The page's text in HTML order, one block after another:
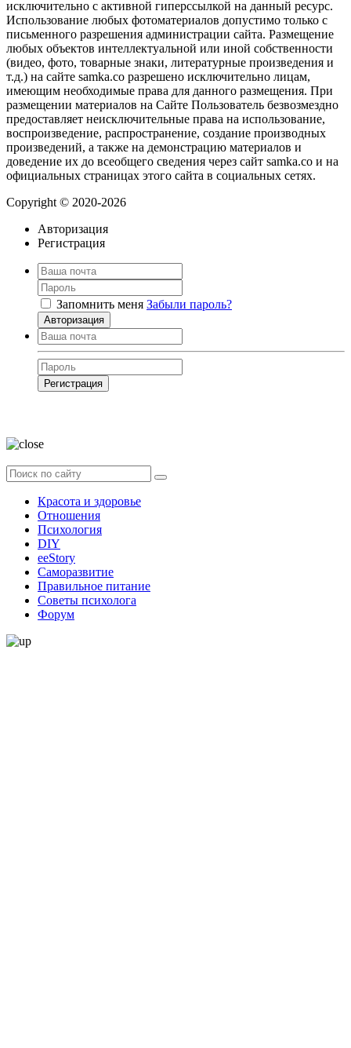
исключительно с активной гиперссылкой на данный ресурс.
Использование любых фотоматериалов допустимо только с
письменного разрешения администрации сайта. Размещение
любых объектов интеллектуальной или иной собственности
(видео, фото, товарные знаки, литературные произведения и
т.д.) на сайте samka.co разрешено исключительно лицам,
имеющим необходимые права для данного размещения. При
размещении материалов на Сайте Пользователь безвозмездно
предоставляет неисключительные права на использование,
воспроизведение, распространение, создание производных
произведений, а также на демонстрацию материалов и
доведение их до всеобщего сведения через сайт samka.co и на
официальных страницах этого сайта в социальных сетях.
Copyright © 2020-2026
Авторизация
Регистрация
Запомнить меня Забыли пароль?
Авторизация
Регистрация
Красота и здоровье
Отношения
Психология
DIY
ееStory
Саморазвитие
Правильное питание
Советы психолога
Форум